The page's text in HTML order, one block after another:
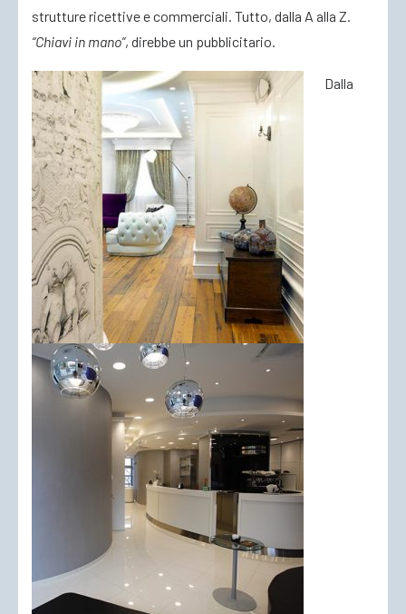
strutture ricettive e commerciali. Tutto, dalla A alla Z.
“Chiavi in mano”, direbbe un pubblicitario.
Dalla